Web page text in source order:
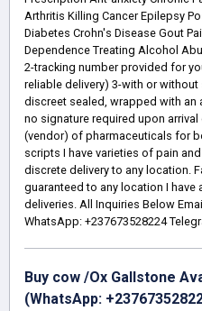
Arthritis Killing Cancer Epilepsy
Diabetes Crohn's Disease Gout
Dependence Treating Alcohol
2-tracking number provided for
reliable delivery) 3-with or
discreet sealed, wrapped with an
no signature required upon
(vendor) of pharmaceuticals for
scripts I have varieties of pain
discrete delivery to any location.
guaranteed to any location I have
deliveries. All Inquiries Below
WhatsApp: +237673528224
Buy cow /Ox Gallstone
(WhatsApp: